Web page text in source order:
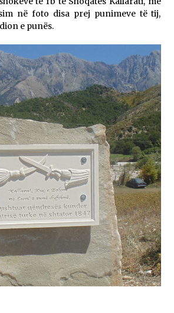
në foto disa prej punimeve të tij,
e punës.